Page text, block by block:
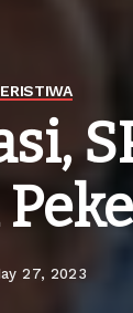
27, 2023